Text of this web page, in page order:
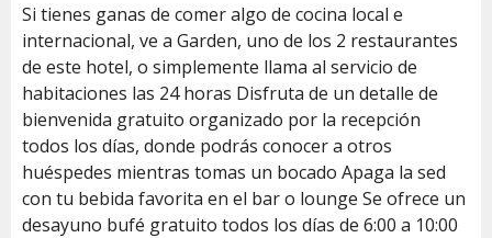
Si tienes ganas de comer algo de cocina local e
internacional, ve a Garden, uno de los 2 restaurantes
de este hotel, o simplemente llama al servicio de
habitaciones las 24 horas Disfruta de un detalle de
bienvenida gratuito organizado por la recepción
todos los días, donde podrás conocer a otros
huéspedes mientras tomas un bocado Apaga la sed
con tu bebida favorita en el bar o lounge Se ofrece un
desayuno bufé gratuito todos los días de 6:00 a 10:00